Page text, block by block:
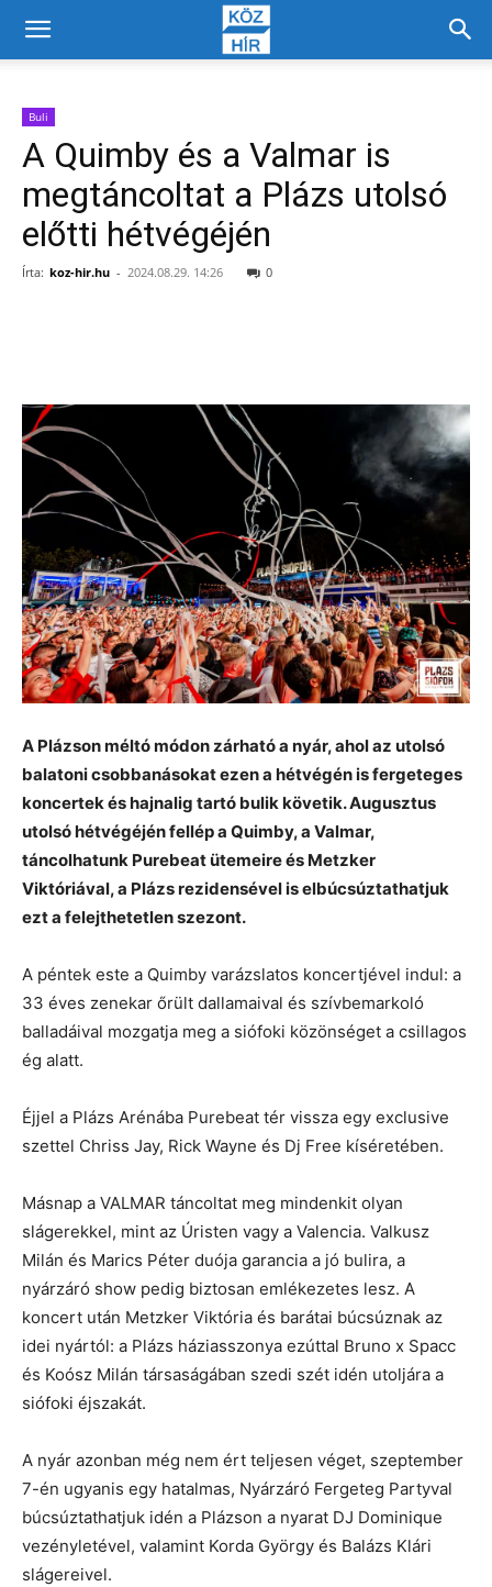
Buli
A Quimby és a Valmar is
megtáncoltat a Plázs utolsó
előtti hétvégéjén
Írta: koz-hir.hu - 2024.08.29. 14:26 0
A Plázson méltó módon zárható a nyár, ahol az utolsó
balatoni csobbanásokat ezen a hétvégén is fergeteges
koncertek és hajnalig tartó bulik követik. Augusztus
utolsó hétvégéjén fellép a Quimby, a Valmar,
táncolhatunk Purebeat ütemeire és Metzker
Viktóriával, a Plázs rezidensével is elbúcsúztathatjuk
ezt a felejthetetlen szezont.
A péntek este a Quimby varázslatos koncertjével indul: a
33 éves zenekar őrült dallamaival és szívbemarkoló
balladáival mozgatja meg a siófoki közönséget a csillagos
ég alatt.
Éjjel a Plázs Arénába Purebeat tér vissza egy exclusive
szettel Chriss Jay, Rick Wayne és Dj Free kíséretében.
Másnap a VALMAR táncoltat meg mindenkit olyan
slágerekkel, mint az Úristen vagy a Valencia. Valkusz
Milán és Marics Péter duója garancia a jó bulira, a
nyárzáró show pedig biztosan emlékezetes lesz. A
koncert után Metzker Viktória és barátai búcsúznak az
idei nyártól: a Plázs háziasszonya ezúttal Bruno x Spacc
és Koósz Milán társaságában szedi szét idén utoljára a
siófoki éjszakát.
A nyár azonban még nem ért teljesen véget, szeptember
7-én ugyanis egy hatalmas, Nyárzáró Fergeteg Partyval
búcsúztathatjuk idén a Plázson a nyarat DJ Dominique
vezényletével, valamint Korda György és Balázs Klári
slágereivel.